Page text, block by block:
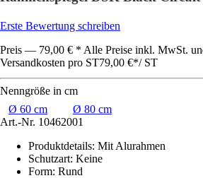
Erste Bewertung schreiben
Preis — 79,00 € * Alle Preise inkl. MwSt.
Versandkosten pro ST79,00 €*/ ST
Nenngröße in cm
Ø 60 cm
Ø 80 cm
Art.-Nr. 10462001
Produktdetails: Mit Alurahmen
Schutzart: Keine
Form: Rund